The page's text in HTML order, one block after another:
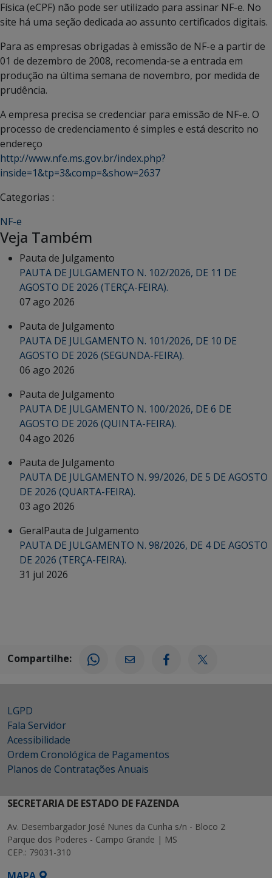
Física (eCPF) não pode ser utilizado para assinar NF-e. No
site há uma seção dedicada ao assunto certificados digitais.
Para as empresas obrigadas à emissão de NF-e a partir de
01 de dezembro de 2008, recomenda-se a entrada em
produção na última semana de novembro, por medida de
prudência.
A empresa precisa se credenciar para emissão de NF-e. O
processo de credenciamento é simples e está descrito no
endereço
http://www.nfe.ms.gov.br/index.php?
inside=1&tp=3&comp=&show=2637
Categorias :
NF-e
Veja Também
Pauta de Julgamento
PAUTA DE JULGAMENTO N. 102/2026, DE 11 DE
AGOSTO DE 2026 (TERÇA-FEIRA).
07 ago 2026
Pauta de Julgamento
PAUTA DE JULGAMENTO N. 101/2026, DE 10 DE
AGOSTO DE 2026 (SEGUNDA-FEIRA).
06 ago 2026
Pauta de Julgamento
PAUTA DE JULGAMENTO N. 100/2026, DE 6 DE
AGOSTO DE 2026 (QUINTA-FEIRA).
04 ago 2026
Pauta de Julgamento
PAUTA DE JULGAMENTO N. 99/2026, DE 5 DE AGOSTO
DE 2026 (QUARTA-FEIRA).
03 ago 2026
GeralPauta de Julgamento
PAUTA DE JULGAMENTO N. 98/2026, DE 4 DE AGOSTO
DE 2026 (TERÇA-FEIRA).
31 jul 2026
Compartilhe:
LGPD
Fala Servidor
Acessibilidade
Ordem Cronológica de Pagamentos
Planos de Contratações Anuais
SECRETARIA DE ESTADO DE FAZENDA
Av. Desembargador José Nunes da Cunha s/n - Bloco 2
Parque dos Poderes - Campo Grande | MS
CEP.: 79031-310